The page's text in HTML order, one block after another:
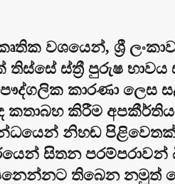
වශයෙන්, ශ්‍රී
ස්ත්‍රී පුරුෂ භාවය
කාරණා ලෙස
කතාබහ කිරීම
නිහඬ පිළිවෙතක්
සිතන
තිබෙන නමුත්